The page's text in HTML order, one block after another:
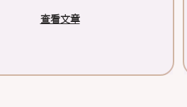
查看文章